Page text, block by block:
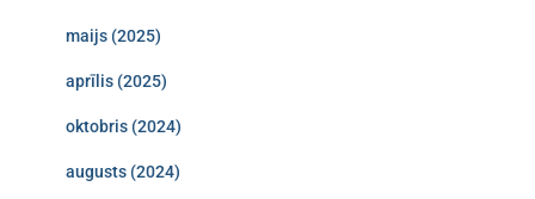
maijs (2025)
aprīlis (2025)
oktobris (2024)
augusts (2024)